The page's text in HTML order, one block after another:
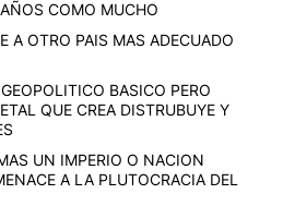
COMO MUCHO
A OTRO PAIS MAS ADECUADO
BASICO PERO
QUE CREA DISTRUBUYE Y
UN IMPERIO O NACION
A LA PLUTOCRACIA DEL